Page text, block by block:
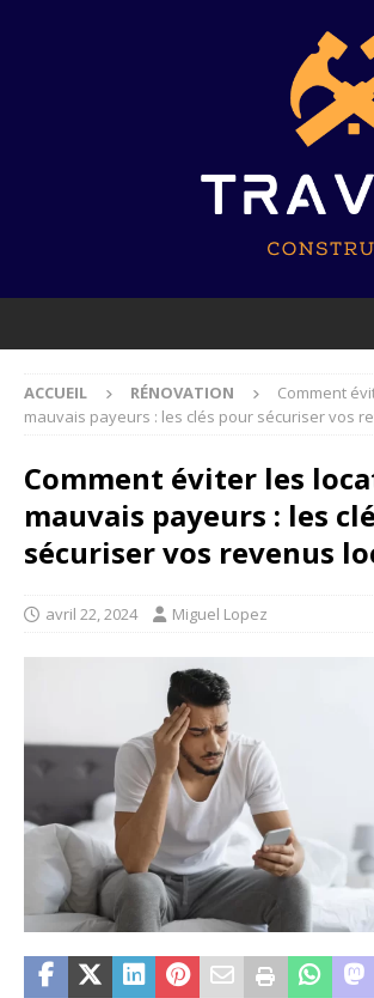
ACCUEIL RÉNOVATION
Comment
mauvais payeurs : les clés pour sécuriser vos
Comment éviter les
mauvais payeurs : les
sécuriser vos revenus
avril 22, 2024 Miguel Lopez